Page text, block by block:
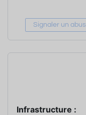
Signaler un abus
Infrastructure :